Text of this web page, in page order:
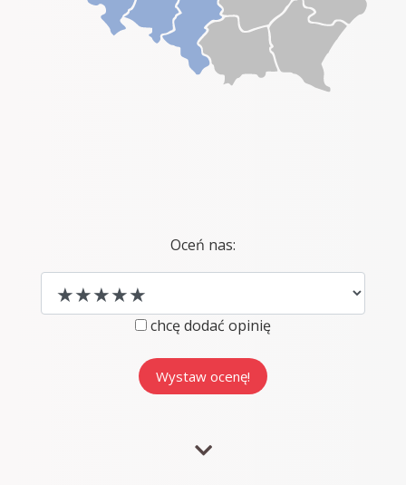
Oceń nas:
chcę dodać opinię